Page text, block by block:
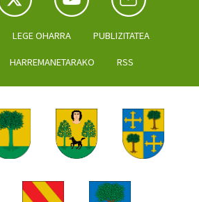
LEGE OHARRA PUBLIZITATEA
HARREMANETARAKO RSS